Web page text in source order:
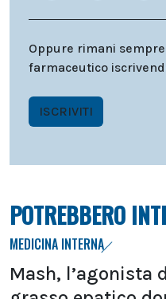
Oppure rimani
farmaceutico
ISCRIVITI
POTREBBERO
MEDICINA INTERNA
Mash, l’agonista